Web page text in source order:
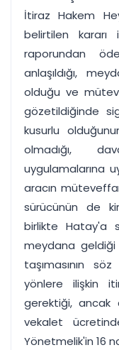
İtiraz Hakem
belirtilen kararı
raporundan
anlaşıldığı,
olduğu ve
gözetildiğinde
kusurlu
olmadığı,
uygulamalarına
aracın
sürücünün de
birlikte Hatay'a
meydana geldiği
taşımasının
yönlere ilişkin
gerektiği, ancak
vekalet
Yönetmelik'in 16